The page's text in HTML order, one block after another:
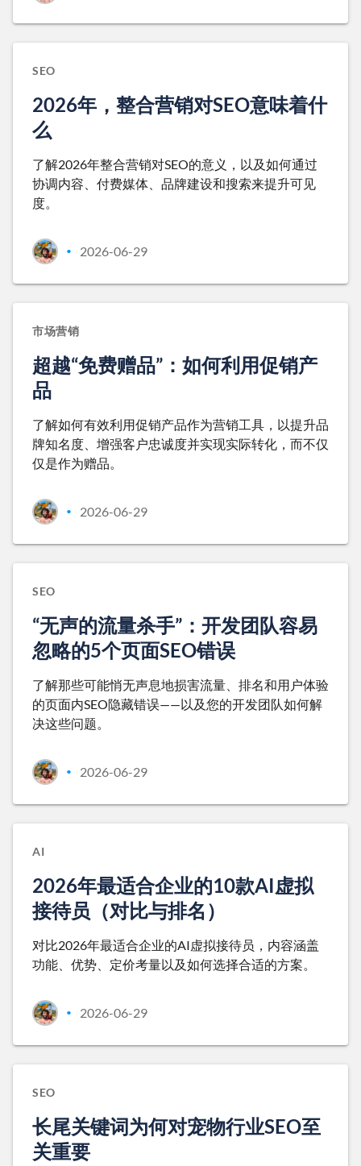
SEO
2026年，整合营销对SEO意味着什
么
了解2026年整合营销对SEO的意义，以及如何通过
协调内容、付费媒体、品牌建设和搜索来提升可见
度。
• 2026-06-29
市场营销
超越“免费赠品”：如何利用促销产
品
了解如何有效利用促销产品作为营销工具，以提升品
牌知名度、增强客户忠诚度并实现实际转化，而不仅
仅是作为赠品。
• 2026-06-29
SEO
“无声的流量杀手”：开发团队容易
忽略的5个页面SEO错误
了解那些可能悄无声息地损害流量、排名和用户体验
的页面内SEO隐藏错误——以及您的开发团队如何解
决这些问题。
• 2026-06-29
AI
2026年最适合企业的10款AI虚拟
接待员（对比与排名）
对比2026年最适合企业的AI虚拟接待员，内容涵盖
功能、优势、定价考量以及如何选择合适的方案。
• 2026-06-29
SEO
长尾关键词为何对宠物行业SEO至
关重要